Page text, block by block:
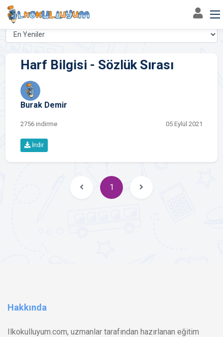
3. sınıf harf bilgisi Etiketli Çalışma Dosyaları
Harf Bilgisi - Sözlük Sırası
Burak Demir
2756 indirme 05 Eylül 2021
İndir
1
Hakkında
Ilkokulluyum.com, uzmanlar tarafından hazırlanan eğitim